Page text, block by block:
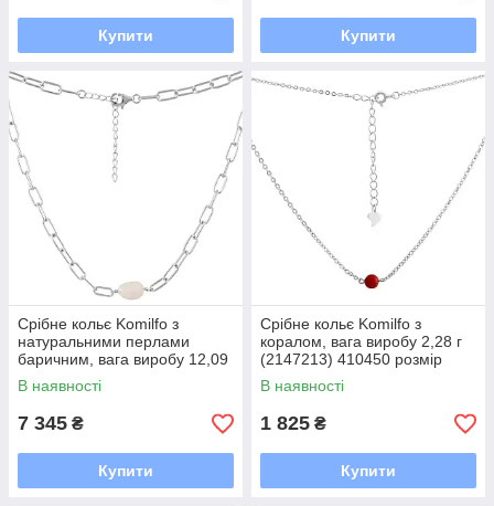
Купити Купити
Срібне кольє Komilfo з
натуральними перлами
баричним, вага виробу 12,09
г (2130192) 450500 розмір
В наявності
7 345 ₴
Купити
Срібне кольє Komilfo з
коралом, вага виробу 2,28 г
(2147213) 410450 розмір
В наявності
1 825 ₴
Купити